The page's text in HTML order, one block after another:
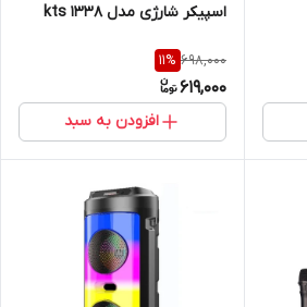
اسپیکر شارژی مدل kts 1338
698,000
11%
619,000
افزودن به سبد